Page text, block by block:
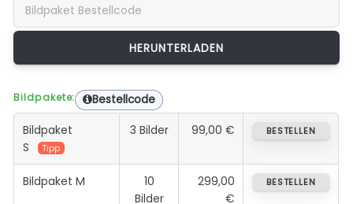
Bildpakete: Bestellcode
Bildpaket
S
Tipp
3 Bilder 99,00 € BESTELLEN
Bildpaket M
10
Bilder
299,00
€
BESTELLEN